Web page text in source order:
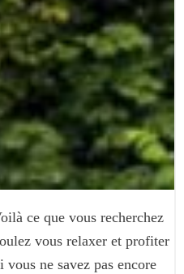
ce que vous recherchez
vous relaxer et profiter
ne savez pas encore